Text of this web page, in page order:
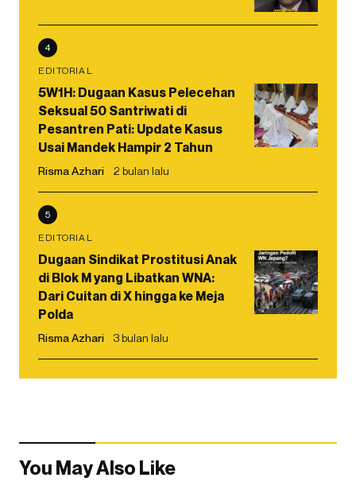
4
EDITORIAL
5W1H: Dugaan Kasus Pelecehan
Seksual 50 Santriwati di
Pesantren Pati: Update Kasus
Usai Mandek Hampir 2 Tahun
Risma Azhari 2 bulan lalu
5
EDITORIAL
Dugaan Sindikat Prostitusi Anak
di Blok M yang Libatkan WNA:
Dari Cuitan di X hingga ke Meja
Polda
Risma Azhari 3 bulan lalu
You May Also Like